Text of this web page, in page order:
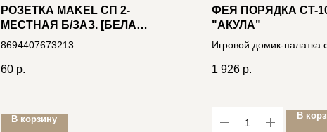
РОЗЕТКА MAKEL СП 2-
МЕСТНАЯ Б/ЗАЗ. [БЕЛАЯ-
ЗОЛОТО] 12217
8694407673213
60 р.
В корзину
ФЕЯ ПОРЯДКА CT-
"АКУЛА"
Игровой домик-палатка
4606400034322
1 926 р.
В